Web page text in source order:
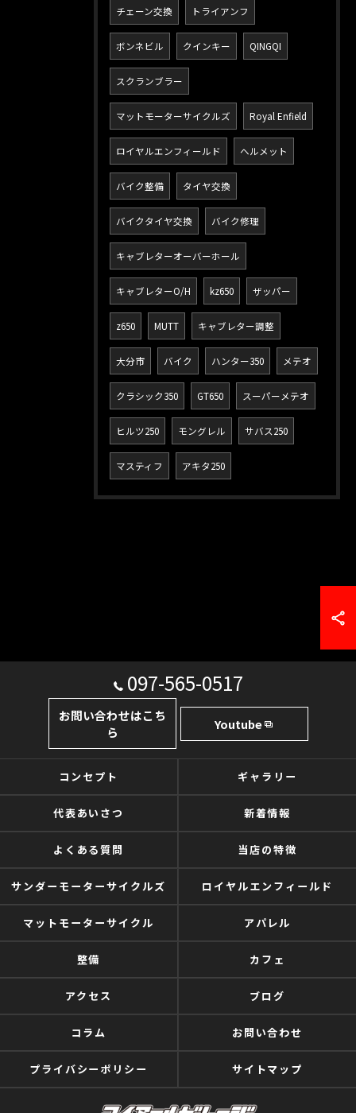
チェーン交換 トライアンフ
ボンネビル クインキー QINGQI
スクランブラー
マットモーターサイクルズ Royal Enfield
ロイヤルエンフィールド ヘルメット
バイク整備 タイヤ交換
バイクタイヤ交換 バイク修理
キャブレターオーバーホール
キャブレターO/H kz650 ザッパー
z650 MUTT キャブレター調整
大分市 バイク ハンター350 メテオ
クラシック350 GT650 スーパーメテオ
ヒルツ250 モングレル サバス250
マスティフ アキタ250
097-565-0517
お問い合わせはこち
ら
Youtube
コンセプト ギャラリー
代表あいさつ 新着情報
よくある質問 当店の特徴
サンダーモーターサイクルズ ロイヤルエンフィールド
マットモーターサイクル アパレル
整備 カフェ
アクセス ブログ
コラム お問い合わせ
プライバシーポリシー サイトマップ